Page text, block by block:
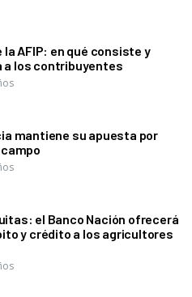
la AFIP: en qué consiste y
a los contribuyentes
mantiene su apuesta por
el Banco Nación ofrecerá
y crédito a los agricultores